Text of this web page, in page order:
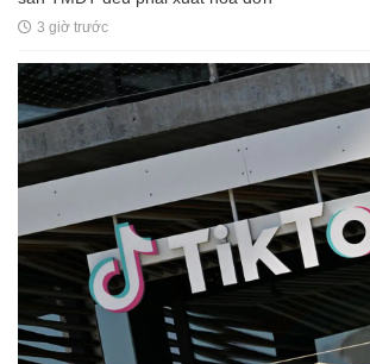
3 giờ trước